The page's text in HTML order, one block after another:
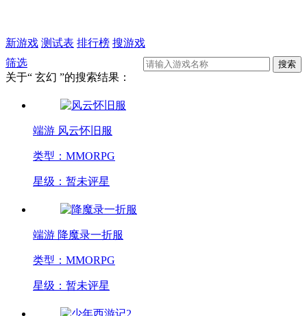
新游戏 测试表 排行榜 搜游戏
筛选
关于“ 玄幻 ”的搜索结果：
端游 风云怀旧服
类型：MMORPG
星级：暂未评星
端游 降魔录一折服
类型：MMORPG
星级：暂未评星